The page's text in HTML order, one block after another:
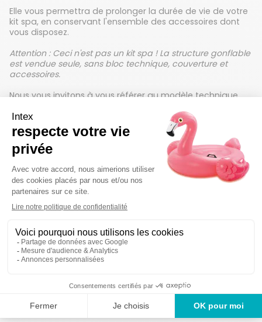
Elle vous permettra de prolonger la durée de vie de votre
kit spa, en conservant l'ensemble des accessoires dont
vous disposez.
Attention : Ceci n'est pas un kit spa ! La structure gonflable
est vendue seule, sans bloc technique, couverture et
accessoires.
Nous vous invitons à vous référer au modèle technique
afin de commander la bonne référence.
Détails techniques
Des produits garantis 2